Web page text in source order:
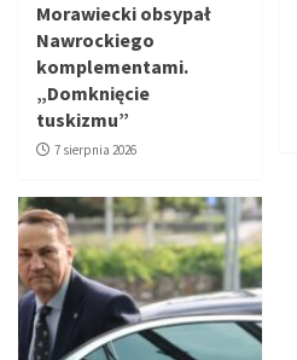
Morawiecki obsypał
Nawrockiego
komplementami.
„Domknięcie
tuskizmu”
7 sierpnia 2026